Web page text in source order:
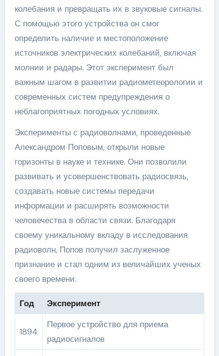
колебания и превращать их в звуковые сигналы.
С помощью этого устройства он смог
определить наличие и местоположение
источников электрических колебаний, включая
молнии и радары. Этот эксперимент был
важным шагом в развитии радиометеорологии и
современных систем предупреждения о
неблагоприятных погодных условиях.
Эксперименты с радиоволнами, проведенные
Александром Поповым, открыли новые
горизонты в науке и технике. Они позволили
развивать и усовершенствовать радиосвязь,
создавать новые системы передачи
информации и расширять возможности
человечества в области связи. Благодаря
своему уникальному вкладу в исследования
радиоволн, Попов получил заслуженное
признание и стал одним из величайших ученых
своего времени.
Год Эксперимент
1894
Первое устройство для приема
радиосигналов